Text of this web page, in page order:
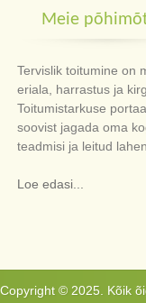
Meie
Tervislik toitumine on
eriala, harrastus ja kirg.
Toitumistarkuse
soovist jagada oma
teadmisi ja leitud
Loe edasi...
Copyright © 2025. Kõik